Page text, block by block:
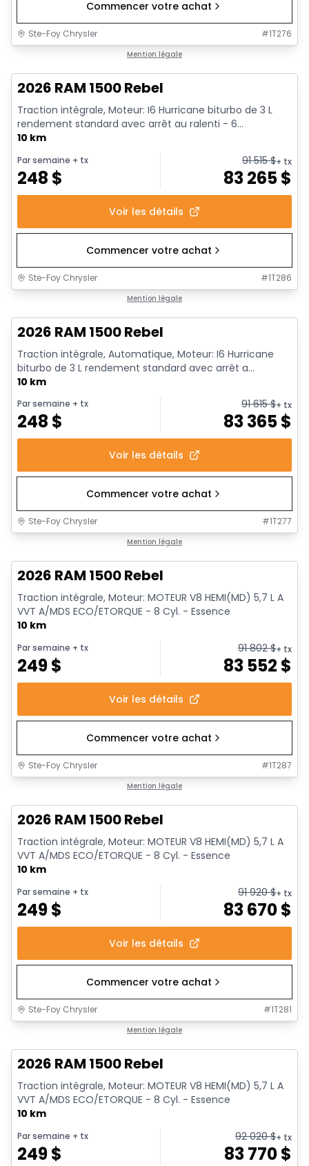
Commencer votre achat
Ste-Foy Chrysler #1T276
Mention légale
2026 RAM 1500 Rebel
Traction intégrale, Moteur: I6 Hurricane biturbo de 3 L
rendement standard avec arrêt au ralenti - 6...
10 km
Par semaine + tx
248 $
91 515$+ tx
83 265$
Voir les détails
Commencer votre achat
Ste-Foy Chrysler #1T286
Mention légale
2026 RAM 1500 Rebel
Traction intégrale, Automatique, Moteur: I6 Hurricane
biturbo de 3 L rendement standard avec arrêt a...
10 km
Par semaine + tx
248 $
91 615$+ tx
83 365$
Voir les détails
Commencer votre achat
Ste-Foy Chrysler #1T277
Mention légale
2026 RAM 1500 Rebel
Traction intégrale, Moteur: MOTEUR V8 HEMI(MD) 5,7 L A
VVT A/MDS ECO/ETORQUE - 8 Cyl. - Essence
10 km
Par semaine + tx
249$
91 802$+ tx
83 552 $
Voir les détails
Commencer votre achat
Ste-Foy Chrysler #1T287
Mention légale
2026 RAM 1500 Rebel
Traction intégrale, Moteur: MOTEUR V8 HEMI(MD) 5,7 L A
VVT A/MDS ECO/ETORQUE - 8 Cyl. - Essence
10 km
Par semaine + tx
249$
91 920$+ tx
83 670$
Voir les détails
Commencer votre achat
Ste-Foy Chrysler #1T281
Mention légale
2026 RAM 1500 Rebel
Traction intégrale, Moteur: MOTEUR V8 HEMI(MD) 5,7 L A
VVT A/MDS ECO/ETORQUE - 8 Cyl. - Essence
10 km
Par semaine + tx
249$
92 020$+ tx
83 770$